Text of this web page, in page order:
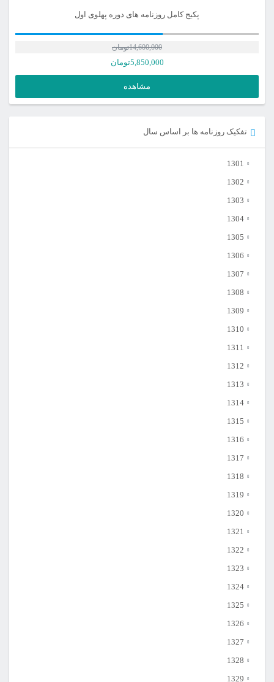
پکیج کامل روزنامه های دوره پهلوی اول
14,600,000تومان
14,600,000تومان
5,850,000تومان
فعلی
است.
مشاهده
تفکیک روزنامه ها بر اساس سال
1301
1302
1303
1304
1305
1306
1307
1308
1309
1310
1311
1312
1313
1314
1315
1316
1317
1318
1319
1320
1321
1322
1323
1324
1325
1326
1327
1328
1329